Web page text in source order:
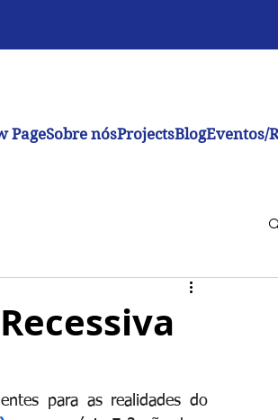
PageSobre nósProjectsBlogEventos/
para as realidades do